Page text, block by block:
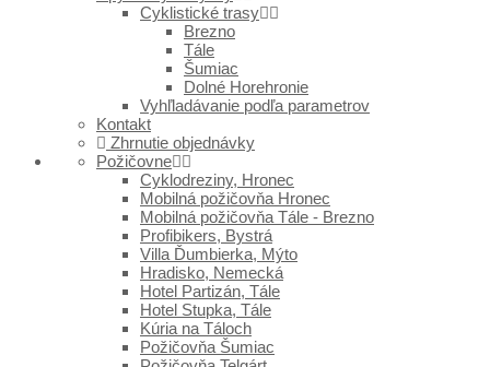
Cyklistické trasy
Brezno
Tále
Šumiac
Dolné Horehronie
Vyhľladávanie podľa parametrov
Kontakt
Zhrnutie objednávky
Požičovne
Cyklodreziny, Hronec
Mobilná požičovňa Hronec
Mobilná požičovňa Tále - Brezno
Profibikers, Bystrá
Villa Ďumbierka, Mýto
Hradisko, Nemecká
Hotel Partizán, Tále
Hotel Stupka, Tále
Kúria na Táloch
Požičovňa Šumiac